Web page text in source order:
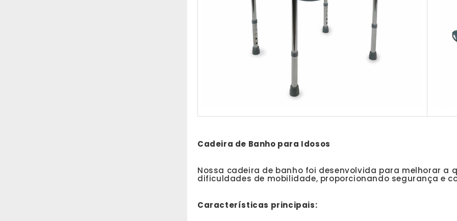
Cadeira de Banho para Idosos
Nossa cadeira de banho foi desenvolvida para melhorar a
dificuldades de mobilidade, proporcionando segurança e
Características principais: